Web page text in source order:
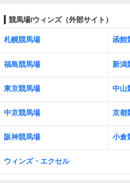
競馬場/ウィンズ（外部サイト）
札幌競馬場 函館
福島競馬場 新潟
東京競馬場 中山
中京競馬場 京都
阪神競馬場 小倉
ウィンズ・エクセル